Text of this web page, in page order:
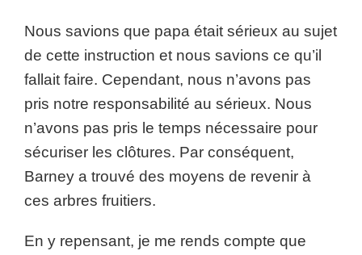
Nous savions que papa était sérieux au sujet
de cette instruction et nous savions ce qu’il
fallait faire. Cependant, nous n’avons pas
pris notre responsabilité au sérieux. Nous
n’avons pas pris le temps nécessaire pour
sécuriser les clôtures. Par conséquent,
Barney a trouvé des moyens de revenir à
ces arbres fruitiers.
En y repensant, je me rends compte que